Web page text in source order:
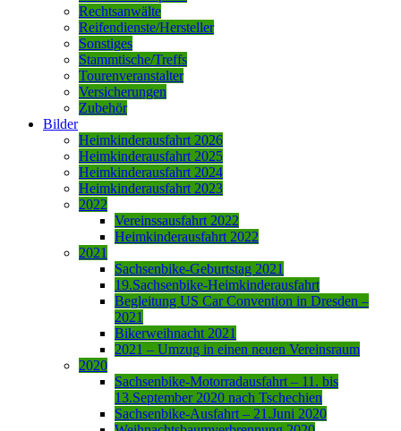
Rechtsanwälte
Reifendienste/Hersteller
Sonstiges
Stammtische/Treffs
Tourenveranstalter
Versicherungen
Zubehör
Bilder
Heimkinderausfahrt 2026
Heimkinderausfahrt 2025
Heimkinderausfahrt 2024
Heimkinderausfahrt 2023
2022
Vereinssausfahrt 2022
Heimkinderausfahrt 2022
2021
Sachsenbike-Geburtstag 2021
19.Sachsenbike-Heimkinderausfahrt
Begleitung US Car Convention in Dresden –
2021
Bikerweihnacht 2021
2021 – Umzug in einen neuen Vereinsraum
2020
Sachsenbike-Motorradausfahrt – 11. bis
13.September 2020 nach Tschechien
Sachsenbike-Ausfahrt – 21.Juni 2020